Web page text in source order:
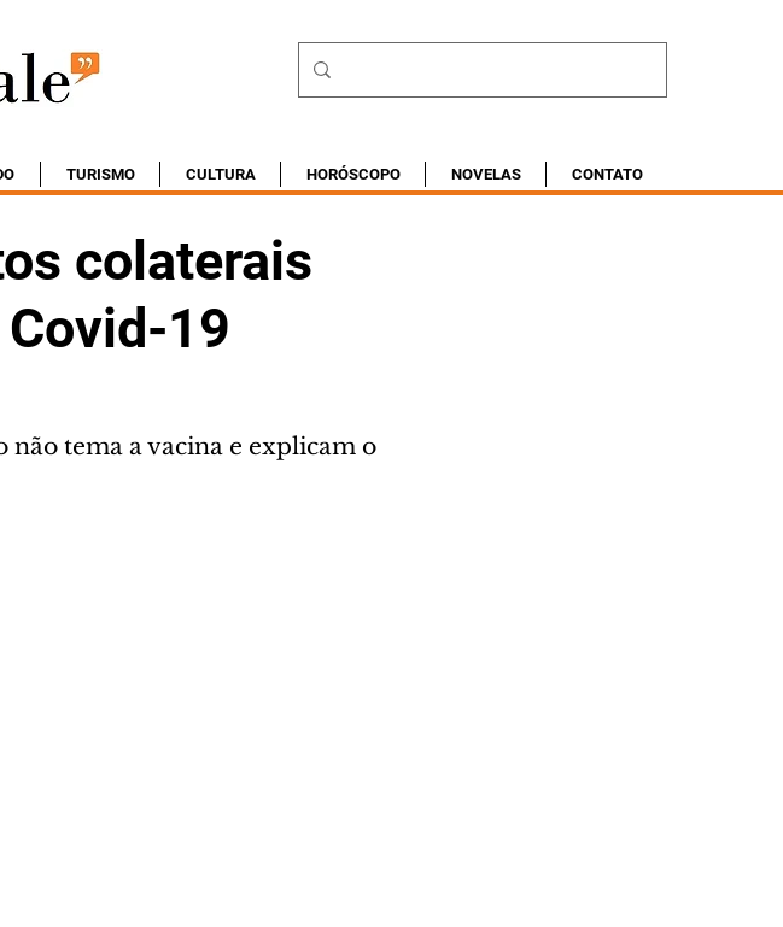
TURISMO CULTURA HORÓSCOPO NOVELAS CONTATO
colaterais
19
não tema a vacina e explicam o